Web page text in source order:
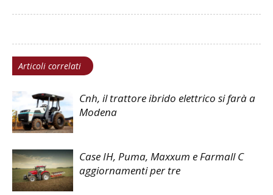
Articoli correlati
Cnh, il trattore ibrido elettrico si farà a
Modena
Case IH, Puma, Maxxum e Farmall C
aggiornamenti per tre